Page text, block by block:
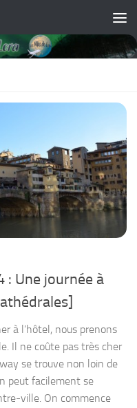
: Une journée à
à l’hôtel, nous prenons
Il ne coûte pas très cher
se trouve non loin de
peut facilement se
ville. On commence